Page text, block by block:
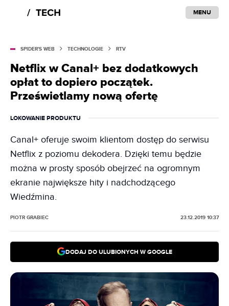
MENU
SPIDER'S WEB TECHNOLOGIE RTV
Netflix w Canal+ bez dodatkowych
opłat to dopiero początek.
Prześwietlamy nową ofertę
LOKOWANIE PRODUKTU
Canal+ oferuje swoim klientom dostęp do serwisu
Netflix z poziomu dekodera. Dzięki temu będzie
można w prosty sposób obejrzeć na ogromnym
ekranie największe hity i nadchodzącego
Wiedźmina.
PIOTR GRABIEC 23.12.2019 10:37
DODAJ DO ULUBIONYCH W GOOGLE